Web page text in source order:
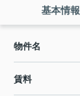
基本情報
物件名
賃料